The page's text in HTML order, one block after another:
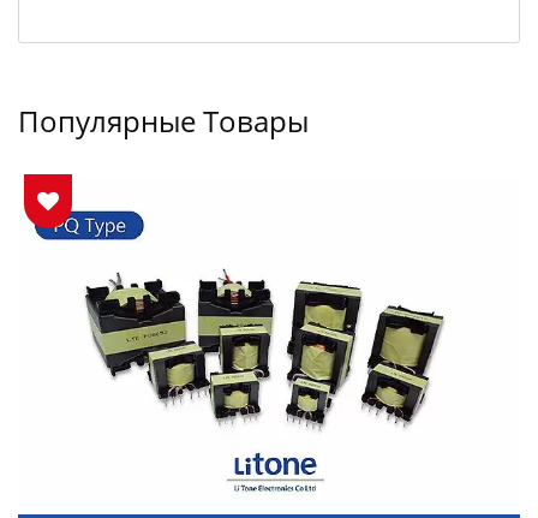
Популярные Товары